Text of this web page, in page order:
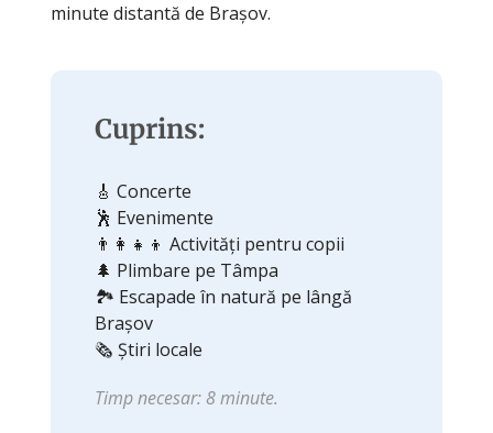
minute distantă de Brașov.
Cuprins:
🎸 Concerte
🕺 Evenimente
👨‍👩‍👧‍👦 Activități pentru copii
🌲 Plimbare pe Tâmpa
🏞️ Escapade în natură pe lângă
Brașov
🗞️ Știri locale
Timp necesar: 8 minute.